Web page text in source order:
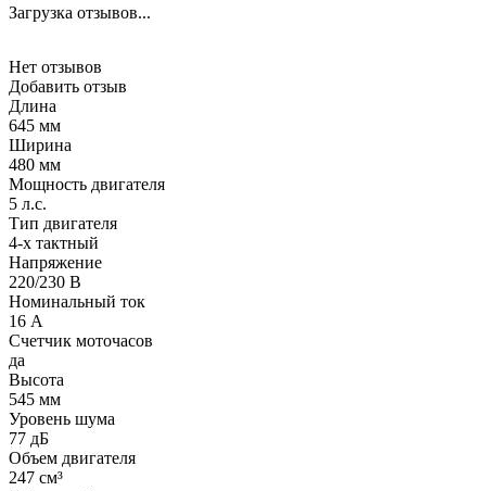
Загрузка отзывов...
Нет отзывов
Добавить отзыв
Длина
645 мм
Ширина
480 мм
Мощность двигателя
5 л.с.
Тип двигателя
4-х тактный
Напряжение
220/230 В
Номинальный ток
16 А
Счетчик моточасов
да
Высота
545 мм
Уровень шума
77 дБ
Объем двигателя
247 см³